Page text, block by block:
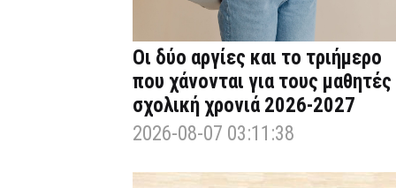
Οι δύο αργίες και το τριήμερο
που χάνονται για τους μαθητές
σχολική χρονιά 2026-2027
2026-08-07 03:11:38